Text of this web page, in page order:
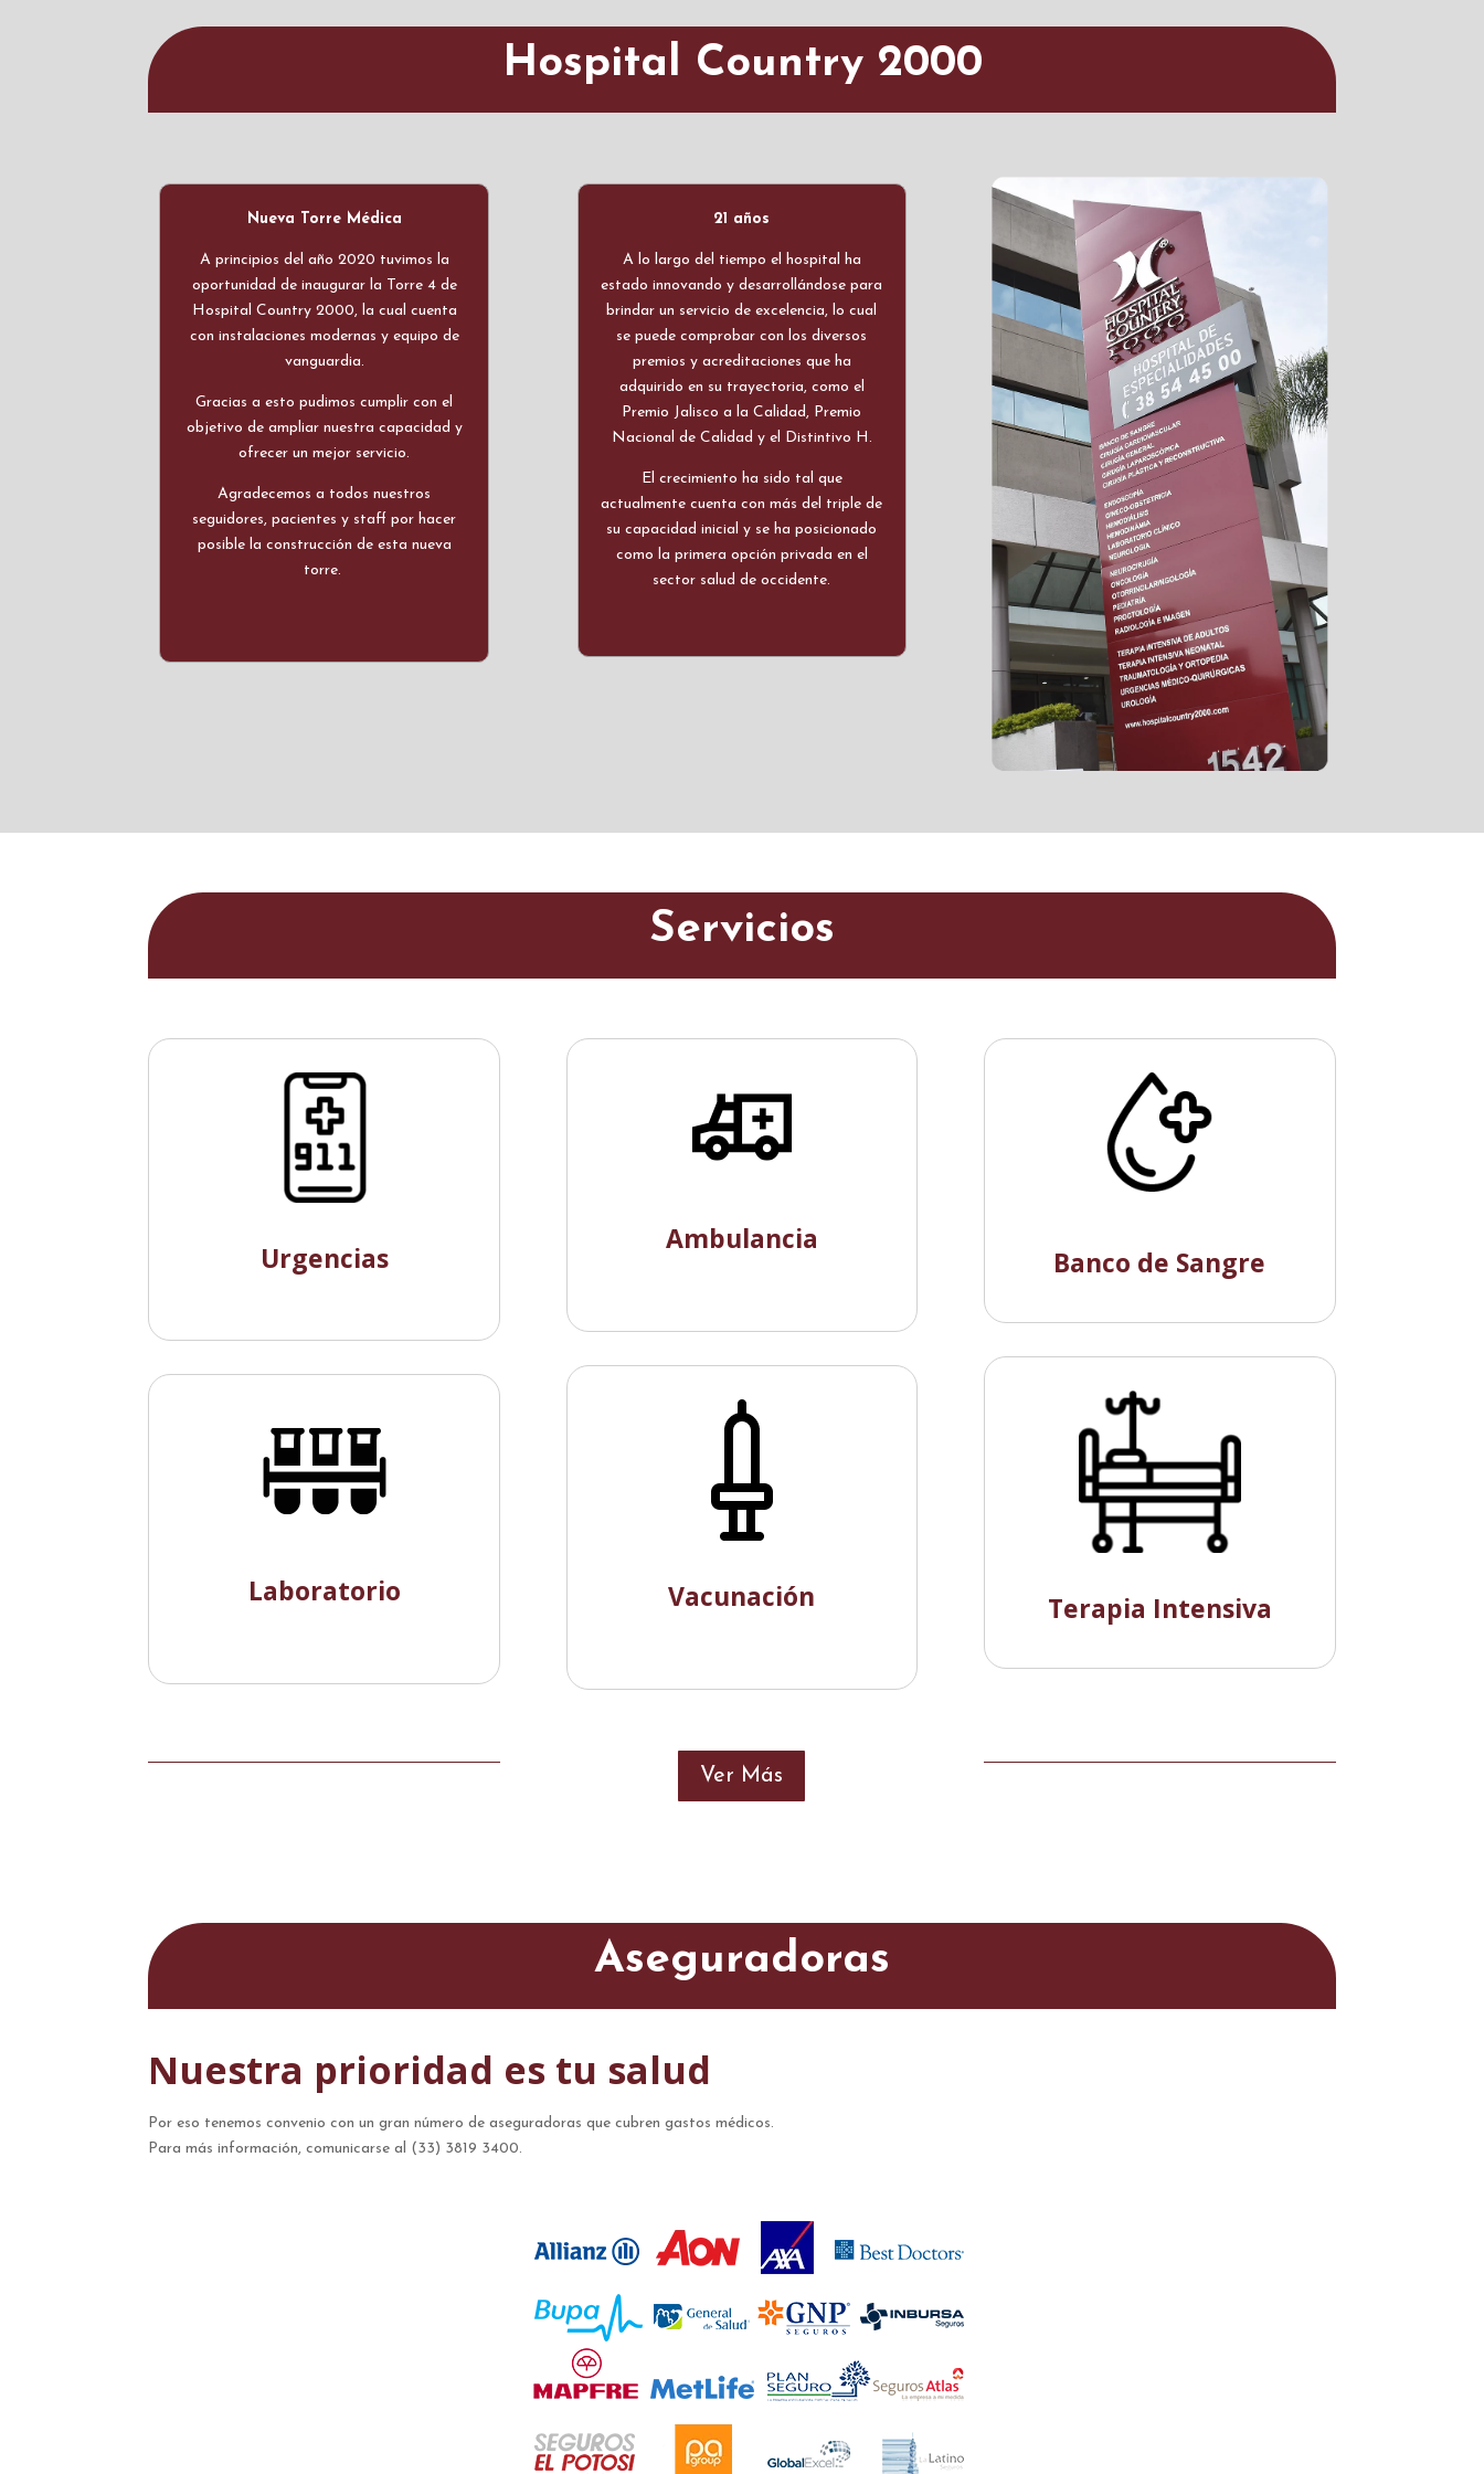
Hospital Country 2000
Nueva Torre Médica
A principios del año 2020 tuvimos la
oportunidad de inaugurar la Torre 4 de
Hospital Country 2000, la cual cuenta
con instalaciones modernas y equipo de
vanguardia.
Gracias a esto pudimos cumplir con el
objetivo de ampliar nuestra capacidad y
ofrecer un mejor servicio.
Agradecemos a todos nuestros
seguidores, pacientes y staff por hacer
posible la construcción de esta nueva
torre.
21 años
A lo largo del tiempo el hospital ha
estado innovando y desarrollándose para
brindar un servicio de excelencia, lo cual
se puede comprobar con los diversos
premios y acreditaciones que ha
adquirido en su trayectoria, como el
Premio Jalisco a la Calidad, Premio
Nacional de Calidad y el Distintivo H.
El crecimiento ha sido tal que
actualmente cuenta con más del triple de
su capacidad inicial y se ha posicionado
como la primera opción privada en el
sector salud de occidente.
Servicios
Urgencias
Laboratorio
Ambulancia
Vacunación
Banco de Sangre
Terapia Intensiva
Ver Más
Aseguradoras
Nuestra prioridad es tu salud
Por eso tenemos convenio con un gran número de aseguradoras que cubren gastos médicos.
Para más información, comunicarse al (33) 3819 3400.